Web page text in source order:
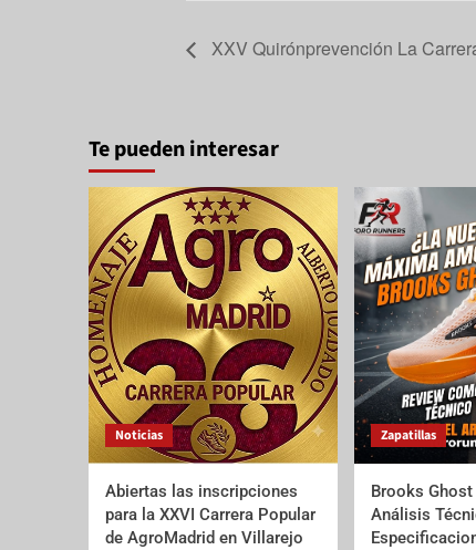
XXV Quirónprevención La
Te pueden interesar
Noticias
Abiertas las inscripciones
para la XXVI Carrera Popular
de AgroMadrid en Villarejo
Zapatillas
Brooks Ghost
Análisis